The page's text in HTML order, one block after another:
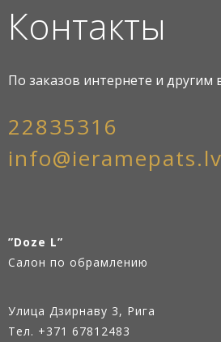
Контакты
По заказов интернете и другим
22835316
info@ieramepats.lv
”Doze L”
Салон по обрамлению
Улица Дзирнаву 3, Рига
Тел. +371 67812483